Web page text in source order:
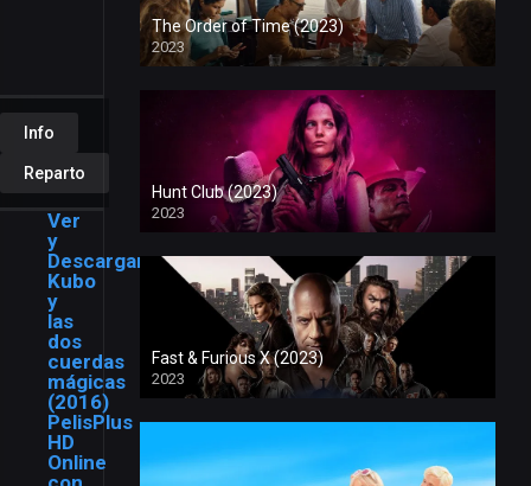
Min.
PG
Info
Reparto
Ver
y
Descargar
Kubo
y
las
dos
cuerdas
mágicas
(2016)
PelisPlus
HD
Online
The Order of Time (2023)
2023
Hunt Club (2023)
2023
Fast & Furious X (2023)
2023